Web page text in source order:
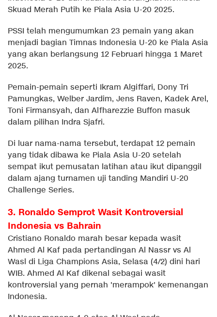
Skuad Merah Putih ke Piala Asia U-20 2025.
PSSI telah mengumumkan 23 pemain yang akan
menjadi bagian Timnas Indonesia U-20 ke Piala Asia
yang akan berlangsung 12 Februari hingga 1 Maret
2025.
Pemain-pemain seperti Ikram Algiffari, Dony Tri
Pamungkas, Welber Jardim, Jens Raven, Kadek Arel,
Toni Firmansyah, dan Alfharezzie Buffon masuk
dalam pilihan Indra Sjafri.
Di luar nama-nama tersebut, terdapat 12 pemain
yang tidak dibawa ke Piala Asia U-20 setelah
sempat ikut pemusatan latihan atau ikut dipanggil
dalam ajang turnamen uji tanding Mandiri U-20
Challenge Series.
3. Ronaldo Semprot Wasit Kontroversial
Indonesia vs Bahrain
Cristiano Ronaldo marah besar kepada wasit
Ahmed Al Kaf pada pertandingan Al Nassr vs Al
Wasl di Liga Champions Asia, Selasa (4/2) dini hari
WIB. Ahmed Al Kaf dikenal sebagai wasit
kontroversial yang pernah 'merampok' kemenangan
Indonesia.